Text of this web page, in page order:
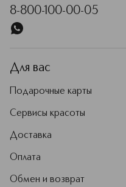
8-800-100-00-05
Для вас
Подарочные карты
Сервисы красоты
Доставка
Оплата
Обмен и возврат